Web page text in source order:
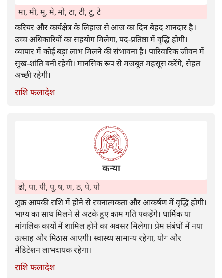
मा, मी, मू, मे, मो, टा, टी, टू, टे
करियर और कार्यक्षेत्र के लिहाज से आज का दिन बेहद शानदार है।
उच्च अधिकारियों का सहयोग मिलेगा, पद-प्रतिष्ठा में वृद्धि होगी।
व्यापार में कोई बड़ा लाभ मिलने की संभावना है। पारिवारिक जीवन में
सुख-शांति बनी रहेगी। मानसिक रूप से मजबूत महसूस करेंगे, सेहत
अच्छी रहेगी।
राशि फलादेश
कन्या
ढो, पा, पी, पू, ष, ण, ठ, पे, पो
शुक्र आपकी राशि में होने से रचनात्मकता और आकर्षण में वृद्धि होगी।
भाग्य का साथ मिलने से अटके हुए काम गति पकड़ेंगे। धार्मिक या
मांगलिक कार्यों में शामिल होने का अवसर मिलेगा। प्रेम संबंधों में नया
उत्साह और मिठास आएगी। स्वास्थ्य सामान्य रहेगा, योग और
मेडिटेशन लाभदायक रहेगा।
राशि फलादेश